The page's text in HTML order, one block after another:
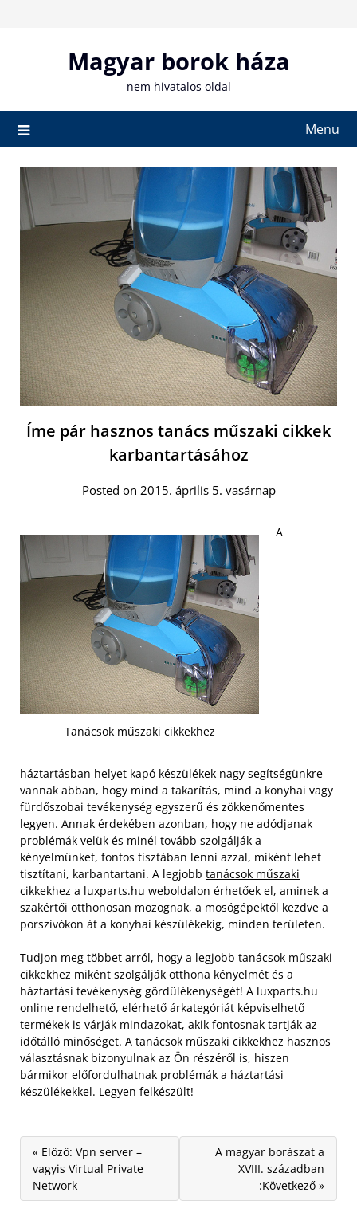
Magyar borok háza
nem hivatalos oldal
Menu
Íme pár hasznos tanács műszaki cikkek
karbantartásához
Posted on 2015. április 5. vasárnap
Tanácsok műszaki cikkekhez
A
háztartásban helyet kapó készülékek nagy segítségünkre
vannak abban, hogy mind a takarítás, mind a konyhai vagy
fürdőszobai tevékenység egyszerű és zökkenőmentes
legyen. Annak érdekében azonban, hogy ne adódjanak
problémák velük és minél tovább szolgálják a
kényelmünket, fontos tisztában lenni azzal, miként lehet
tisztítani, karbantartani. A legjobb tanácsok műszaki
cikkekhez a luxparts.hu weboldalon érhetőek el, aminek a
szakértői otthonosan mozognak, a mosógépektől kezdve a
porszívókon át a konyhai készülékekig, minden területen.
Tudjon meg többet arról, hogy a legjobb tanácsok műszaki
cikkekhez miként szolgálják otthona kényelmét és a
háztartási tevékenység gördülékenységét! A luxparts.hu
online rendelhető, elérhető árkategóriát képviselhető
termékek is várják mindazokat, akik fontosnak tartják az
időtálló minőséget. A tanácsok műszaki cikkekhez hasznos
választásnak bizonyulnak az Ön részéről is, hiszen
bármikor előfordulhatnak problémák a háztartási
készülékekkel. Legyen felkészült!
« Előző: Vpn server –
vagyis Virtual Private
Network
A magyar borászat a
XVIII. században
:Következő »